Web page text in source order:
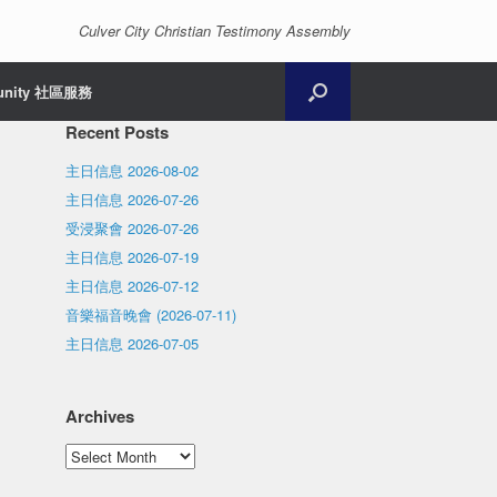
Culver City Christian Testimony Assembly
社區服務
Recent Posts
主日信息 2026-08-02
主日信息 2026-07-26
受浸聚會 2026-07-26
主日信息 2026-07-19
主日信息 2026-07-12
音樂福音晚會 (2026-07-11)
主日信息 2026-07-05
Archives
Archives